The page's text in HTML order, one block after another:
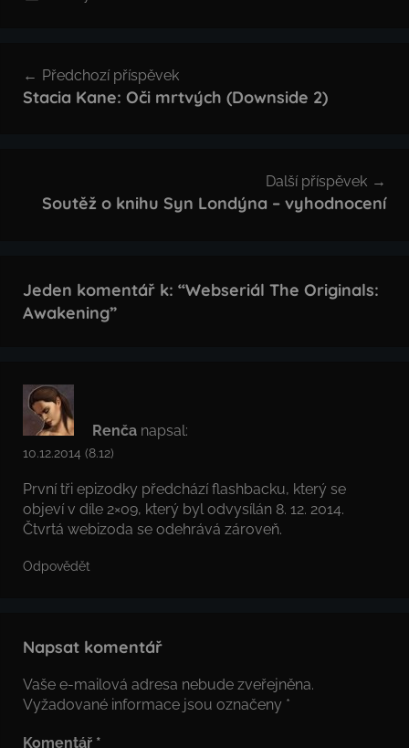
pro
Předchozí příspěvek
Stacia Kane: Oči mrtvých (Downside 2)
Další příspěvek
Soutěž o knihu Syn Londýna – vyhodnocení
Jeden komentář k: “Webseriál The Originals:
Awakening”
Renča napsal:
10.12.2014 (8.12)
První tři epizodky předchází flashbacku, který se
objeví v díle 2×09, který byl odvysílán 8. 12. 2014.
Čtvrtá webizoda se odehrává zároveň.
Odpovědět
Napsat komentář
Vaše e-mailová adresa nebude zveřejněna.
Vyžadované informace jsou označeny *
Komentář *